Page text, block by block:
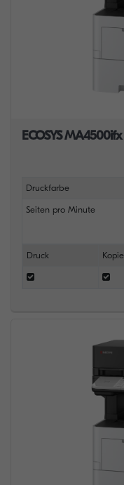
ECOSYS MA4500ifx
Druckfarbe
Seiten pro Minute
Druck Kopie